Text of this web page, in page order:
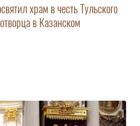
храм в честь Тульского
в Казанском